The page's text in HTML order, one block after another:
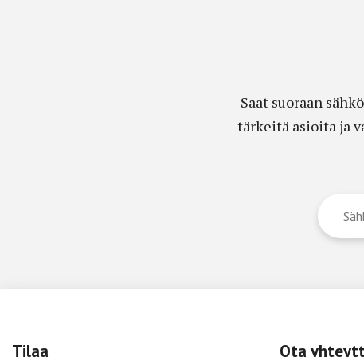
Saat suoraan
tärkeitä asioita ja
Tilaa Ota